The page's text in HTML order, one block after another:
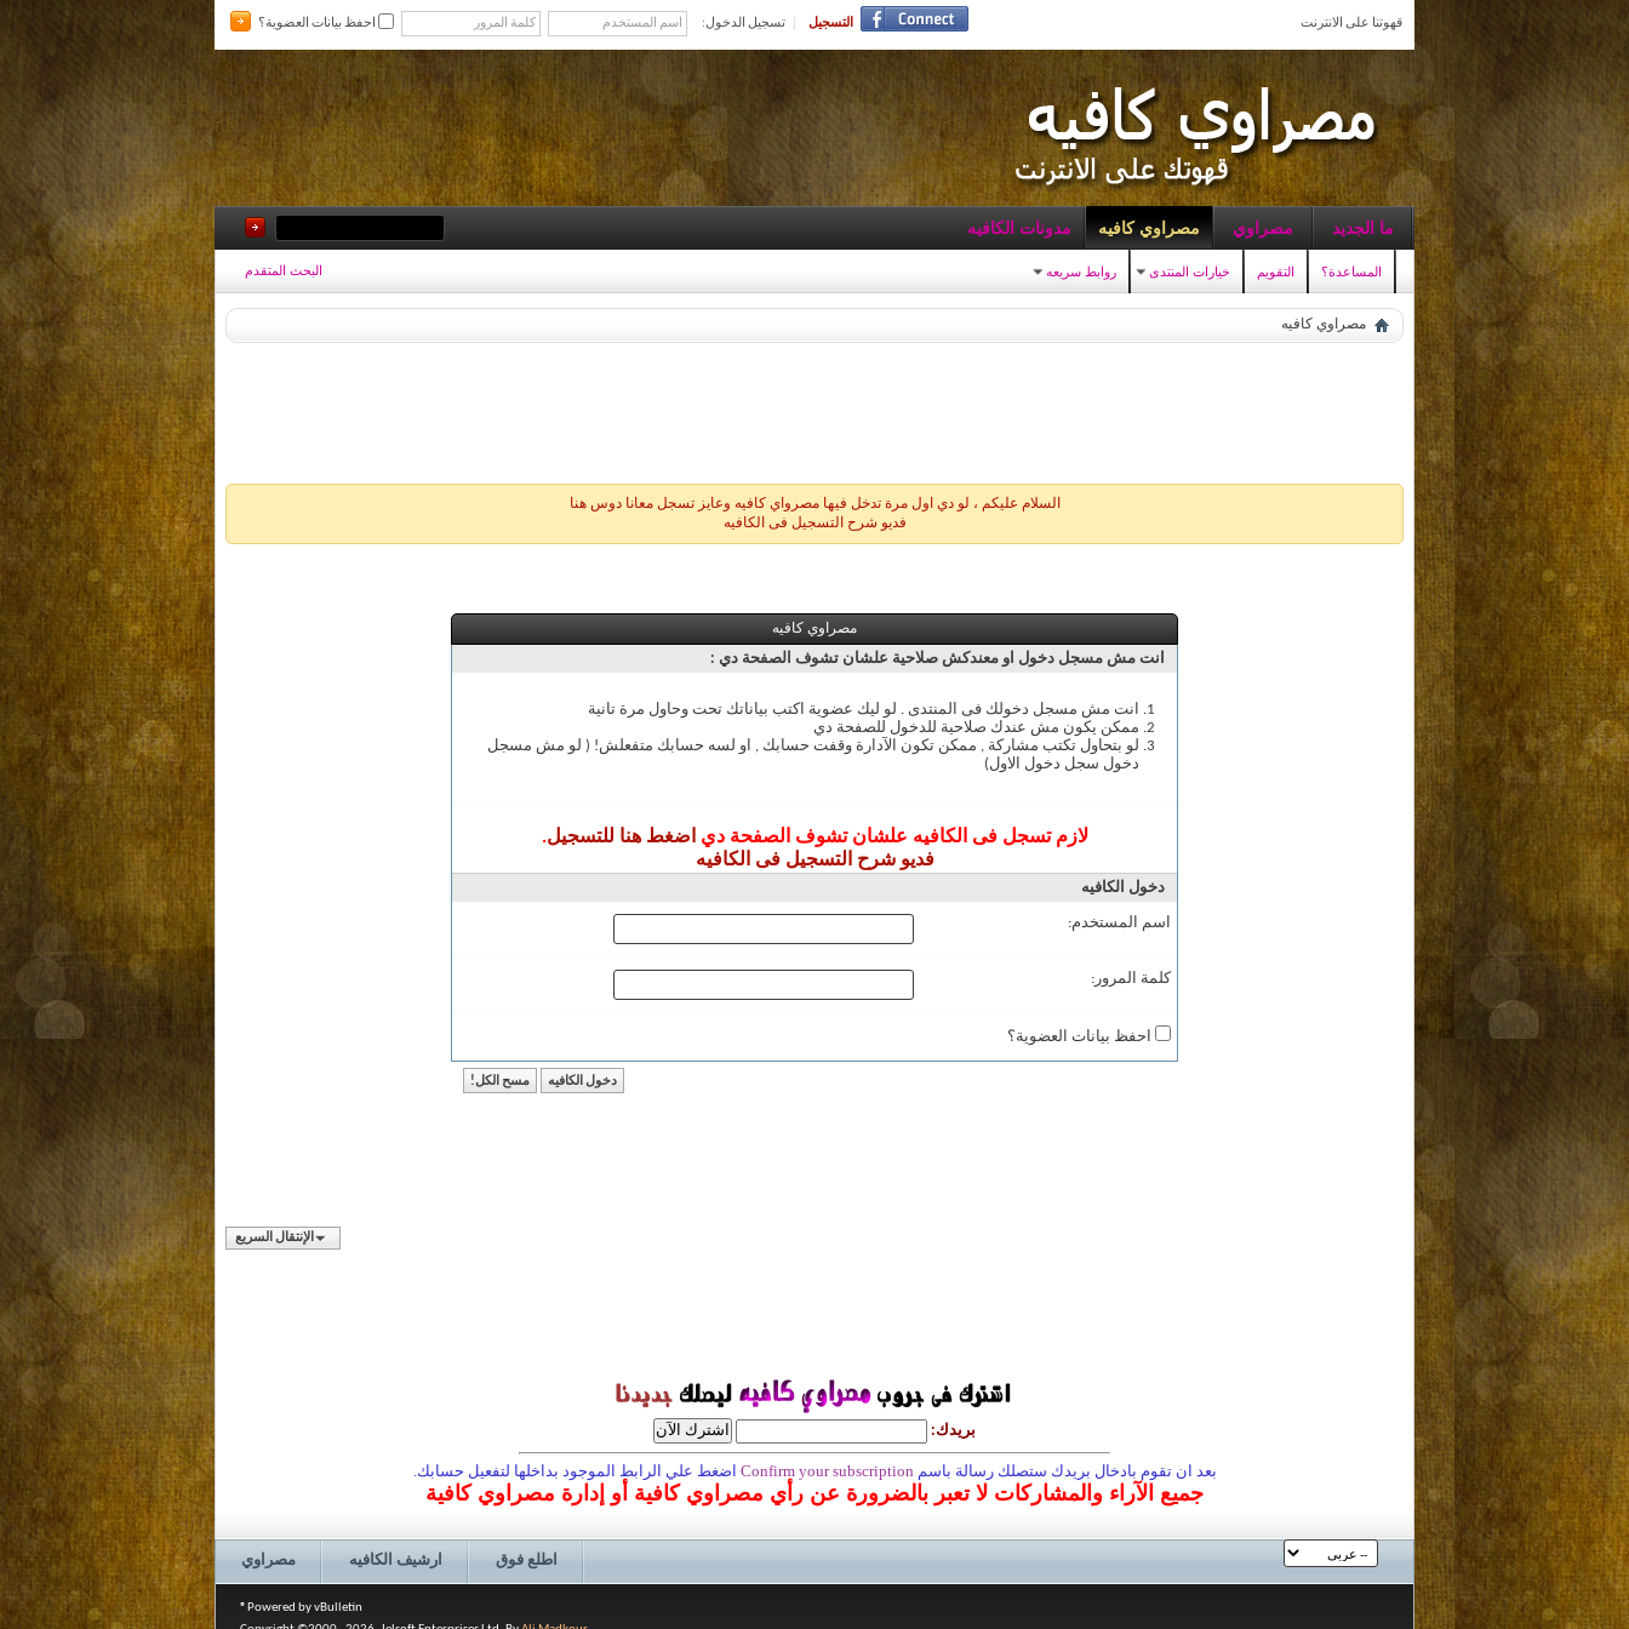
قهوتنا على الانترنت التسجيل تسجيل الدخول: احفظ بيانات العضوية؟
ما الجديد مصراوي مصراوي كافيه
المساعدة؟ التقويم خيارات المنتدى روابط سريعه
مدونات الكافيه
البحث المتقدم
مصراوي كافيه
السلام عليكم ، لو دي اول مرة تدخل فيها مصرواي كافيه وعايز تسجل معانا دوس هنا
فديو شرح التسجيل فى الكافيه
مصراوي كافيه
انت مش مسجل دخول او معندكش صلاحية علشان تشوف الصفحة دي :
انت مش مسجل دخولك فى المنتدى . لو ليك عضوية اكتب بياناتك تحت وحاول مرة تانية
ممكن يكون مش عندك صلاحية للدخول للصفحة دي
لو بتحاول تكتب مشاركة , ممكن تكون الآدارة وقفت حسابك , او لسه حسابك متفعلش! ( لو مش مسجل
دخول سجل دخول الاول)
لازم تسجل فى الكافيه علشان تشوف الصفحة دي اضغط هنا للتسجيل.
فديو شرح التسجيل فى الكافيه
دخول الكافيه
اسم المستخدم:
كلمة المرور:
احفظ بيانات العضوية؟
الإنتقال السريع
بريدك:
بعد ان تقوم بادخال بريدك ستصلك رسالة باسم Confirm your subscription اضغط علي الرابط الموجود بداخلها لتفعيل حسابك.
جميع الآراء والمشاركات لا تعبر بالضرورة عن رأي مصراوي كافية أو إدارة مصراوي كافية
مصراوي ارشيف الكافيه اطلع فوق
Powered by vBulletin®